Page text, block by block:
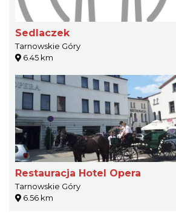
Sedlaczek
Tarnowskie Góry
6.45 km
Restauracja Hotel Opera
Tarnowskie Góry
6.56 km